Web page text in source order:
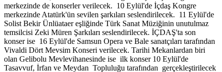
merkezinde de konserler verilecek. 10 Eylül'de İçdaş Kongre
merkezinde Atatürk'ün sevilen şarkıları seslendirilecek. 11 Eylül'de
Solist Bekir Ünlüataer eşliğinde Türk Sanat Müziğinin unutulmaz
temsilcisi Zeki Müren Şarkıları seslendirilecek. İÇDAŞ'ta son
konser ise 16 Eylül'de Samsun Opera ve Bale sanatçıları tarafından
Vivaldi Dört Mevsim Konseri verilecek. Tarihi Mekanlardan biri
olan Gelibolu Mevlevihanesinde ise ilk konser 10 Eylül'de
Tasavvuf, İrfan ve Meydan Topluluğu tarafından gerçekleştirilecek